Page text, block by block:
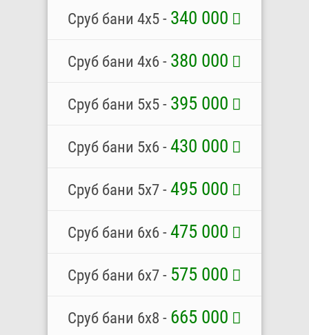
Сруб бани 4х5 - 340 000
Сруб бани 4х6 - 380 000
Сруб бани 5х5 - 395 000
Сруб бани 5х6 -430 000
Сруб бани 5х7 -495 000
Сруб бани 6х6 -475 000
Сруб бани 6х7 - 575 000
Сруб бани 6х8 - 665 000